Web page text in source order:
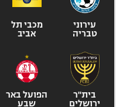
ספורט אולימפי
עירוני
טבריה
מכבי תל
אביב
בית"ר
ירושלים
הפועל באר
שבע